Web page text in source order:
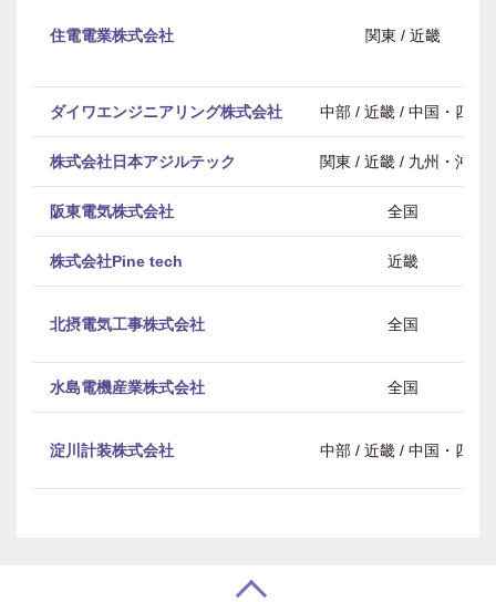
住電電業株式会社 関東 / 近畿
ダイワエンジニアリング株式会社 中部 / 近畿 / 中国・四国
株式会社日本アジルテック 関東 / 近畿 / 九州・沖縄
阪東電気株式会社 全国
株式会社Pine tech 近畿
北摂電気工事株式会社 全国
水島電機産業株式会社 全国
淀川計装株式会社 中部 / 近畿 / 中国・四国